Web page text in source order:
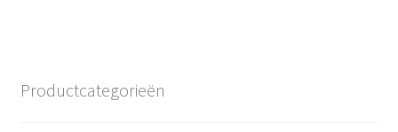
Productcategorieën